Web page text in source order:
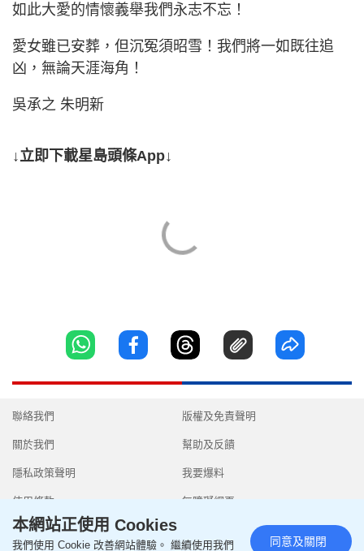
如此大愛的情懷義舉我們永志不忘！
愛女雖已安葬，但沉冤須昭雪！我們將一如既往追
凶，無論天涯海角！
吳承之 朱明新
↓立即下載星島頭條App↓
聯絡我們
關於我們
隱私政策聲明
使用條款
版權及免責聲明
幫助及反饋
我要爆料
無障礙網頁
本網站正使用 Cookies
我們使用 Cookie 改善網站體驗。 繼續使用我們 同意及關閉